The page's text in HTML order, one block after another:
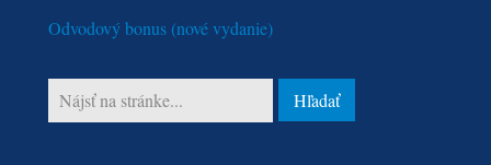
Odvodový bonus (nové vydanie)